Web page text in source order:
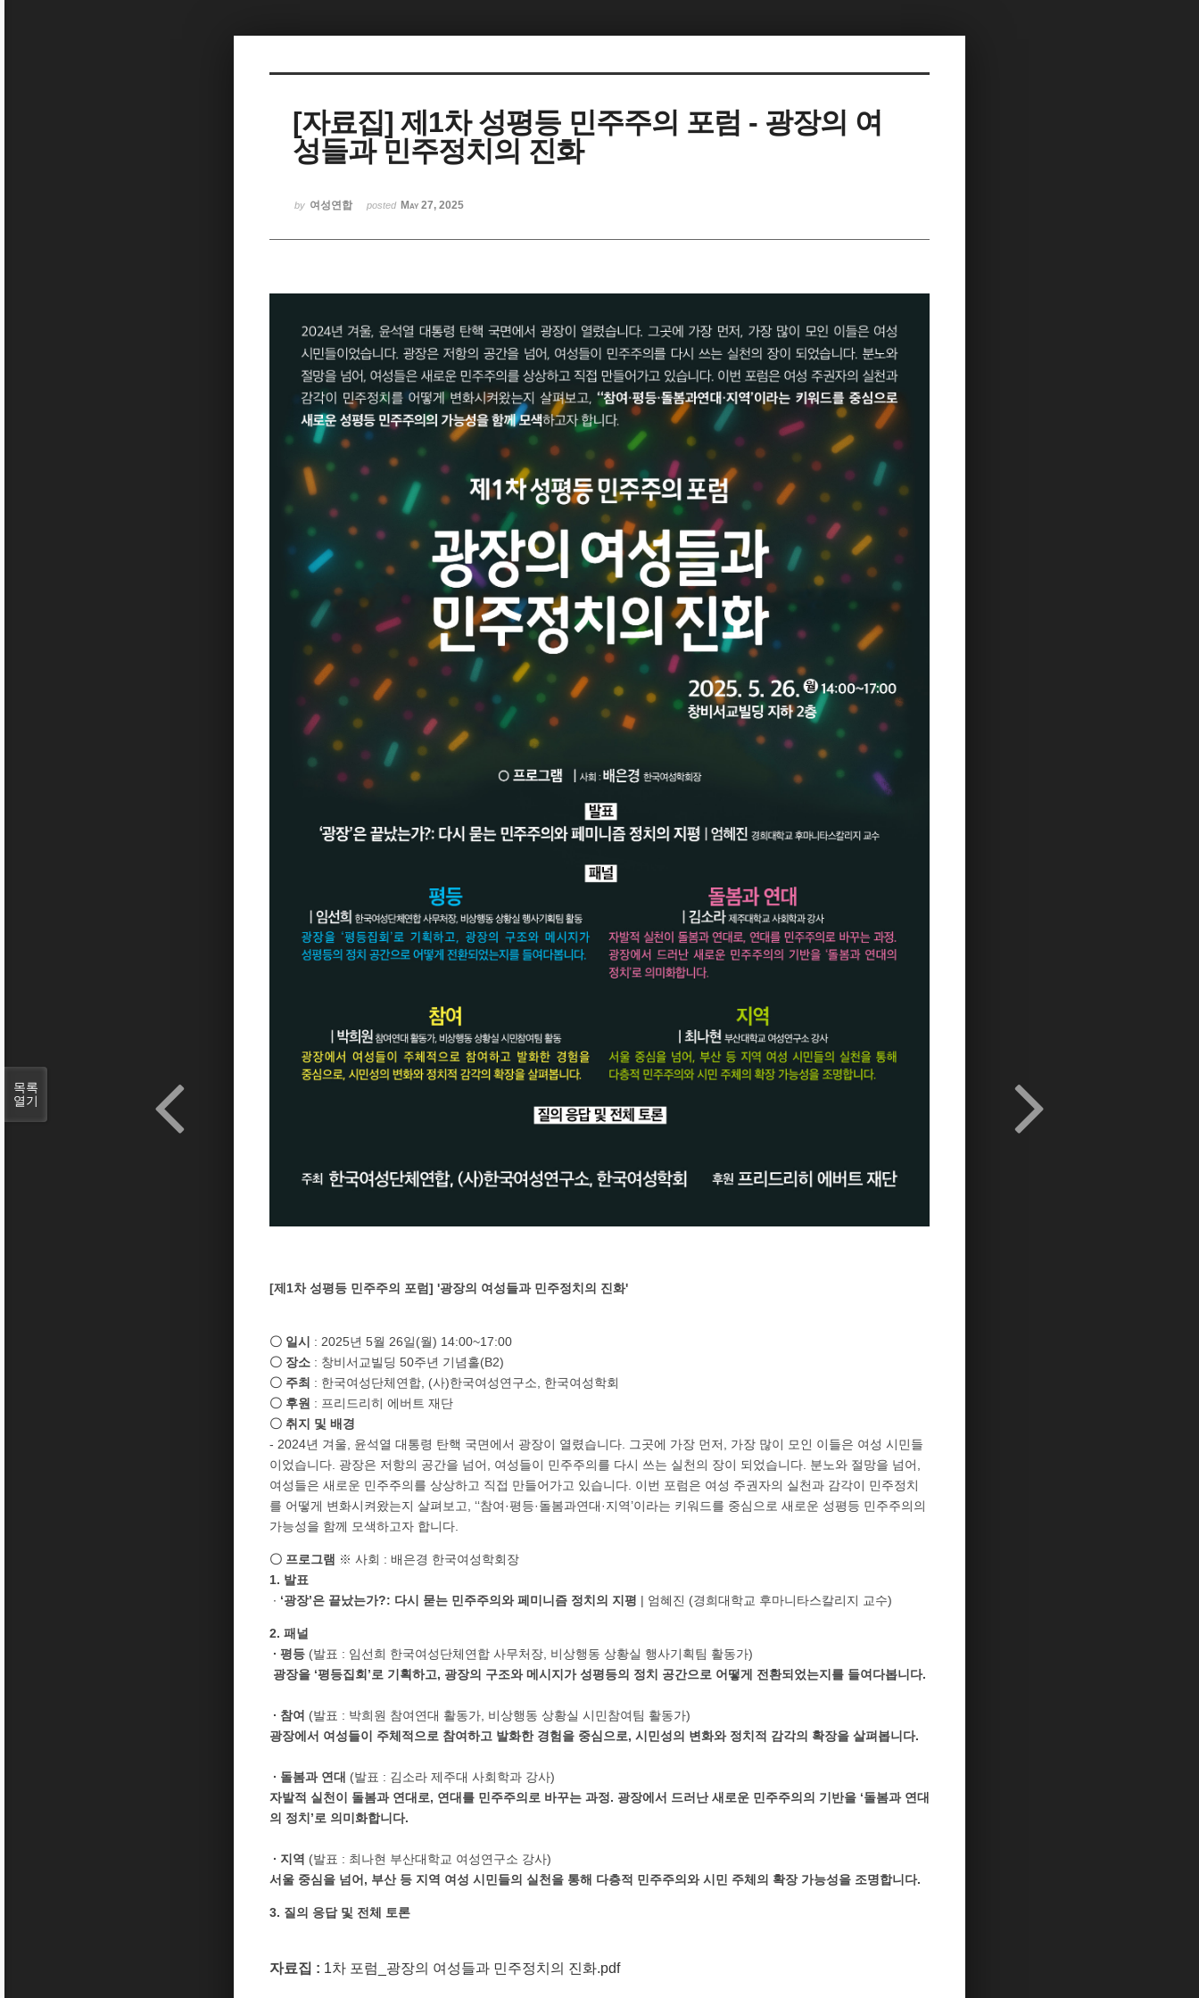
[자료집] 제1차 성평등 민주주의 포럼 - 광장의 여
성들과 민주정치의 진화
by 여성연합 posted May 27, 2025
[제1차 성평등 민주주의 포럼] '광장의 여성들과 민주정치의 진화'
〇 일시 : 2025년 5월 26일(월) 14:00~17:00
〇 장소 : 창비서교빌딩 50주년 기념홀(B2)
〇 주최 : 한국여성단체연합, (사)한국여성연구소, 한국여성학회
〇 후원 : 프리드리히 에버트 재단
〇 취지 및 배경
- 2024년 겨울, 윤석열 대통령 탄핵 국면에서 광장이 열렸습니다. 그곳에 가장 먼저, 가장 많이 모인 이들은 여성 시민들
이었습니다. 광장은 저항의 공간을 넘어, 여성들이 민주주의를 다시 쓰는 실천의 장이 되었습니다. 분노와 절망을 넘어,
여성들은 새로운 민주주의를 상상하고 직접 만들어가고 있습니다. 이번 포럼은 여성 주권자의 실천과 감각이 민주정치
를 어떻게 변화시켜왔는지 살펴보고, ‘‘참여·평등·돌봄과연대·지역’이라는 키워드를 중심으로 새로운 성평등 민주주의의
가능성을 함께 모색하고자 합니다.
〇 프로그램 ※ 사회 : 배은경 한국여성학회장
1. 발표
∙ ‘광장’은 끝났는가?: 다시 묻는 민주주의와 페미니즘 정치의 지평 | 엄혜진 (경희대학교 후마니타스칼리지 교수)
2. 패널
∙ 평등 (발표 : 임선희 한국여성단체연합 사무처장, 비상행동 상황실 행사기획팀 활동가)
광장을 ‘평등집회’로 기획하고, 광장의 구조와 메시지가 성평등의 정치 공간으로 어떻게 전환되었는지를 들여다봅니다.
∙ 참여 (발표 : 박희원 참여연대 활동가, 비상행동 상황실 시민참여팀 활동가)
광장에서 여성들이 주체적으로 참여하고 발화한 경험을 중심으로, 시민성의 변화와 정치적 감각의 확장을 살펴봅니다.
∙ 돌봄과 연대 (발표 : 김소라 제주대 사회학과 강사)
자발적 실천이 돌봄과 연대로, 연대를 민주주의로 바꾸는 과정. 광장에서 드러난 새로운 민주주의의 기반을 ‘돌봄과 연대
의 정치’로 의미화합니다.
∙ 지역 (발표 : 최나현 부산대학교 여성연구소 강사)
서울 중심을 넘어, 부산 등 지역 여성 시민들의 실천을 통해 다층적 민주주의와 시민 주체의 확장 가능성을 조명합니다.
3. 질의 응답 및 전체 토론
자료집 : 1차 포럼_광장의 여성들과 민주정치의 진화.pdf
목록
열기
Sketchbook5, 스케치북5
Sketchbook5, 스케치북5